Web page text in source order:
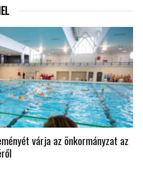
várja az önkormányzat az